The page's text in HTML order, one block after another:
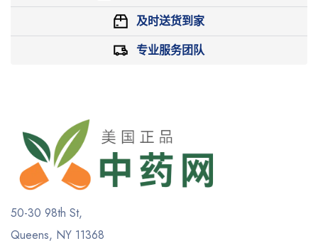
及时送货到家
专业服务团队
50-30 98th St,
Queens, NY 11368